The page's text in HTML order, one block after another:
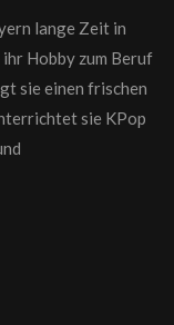
lange Zeit in
Hobby zum Beruf
sie einen frischen
sie KPop